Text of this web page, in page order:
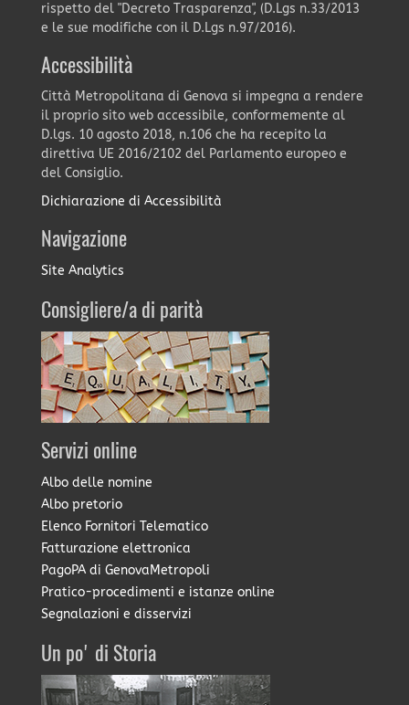
rispetto del "Decreto Trasparenza", (D.Lgs n.33/2013
e le sue modifiche con il D.Lgs n.97/2016).
Accessibilità
Città Metropolitana di Genova si impegna a rendere
il proprio sito web accessibile, conformemente al
D.lgs. 10 agosto 2018, n.106 che ha recepito la
direttiva UE 2016/2102 del Parlamento europeo e
del Consiglio.
Dichiarazione di Accessibilità
Navigazione
Site Analytics
Consigliere/a di parità
Servizi online
Albo delle nomine
Albo pretorio
Elenco Fornitori Telematico
Fatturazione elettronica
PagoPA di GenovaMetropoli
Pratico-procedimenti e istanze online
Segnalazioni e disservizi
Un po' di Storia